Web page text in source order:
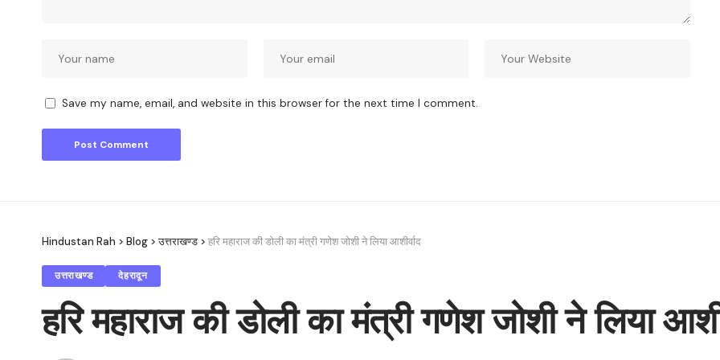
Save my name, email, and website in this browser for the next time I comment.
Hindustan Rah > Blog >उत्तराखण्ड > हरि महाराज की डोली का मंत्री गणेश जोशी ने लिया आशीर्वाद
उत्तराखण्ड देहरादून
हरि महाराज की डोली का मंत्री गणेश जोशी ने लिया